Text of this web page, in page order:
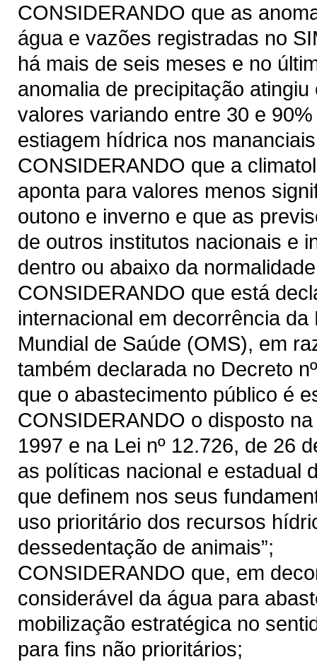
CONSIDERANDO que as
água e vazões registradas no
há mais de seis meses e no
anomalia de precipitação
valores variando entre 30 e
estiagem hídrica nos
CONSIDERANDO que a
aponta para valores menos
outono e inverno e que as
de outros institutos nacionais e
dentro ou abaixo da
CONSIDERANDO que está
internacional em decorrência
Mundial de Saúde (OMS), em
também declarada no Decreto
que o abastecimento público é
CONSIDERANDO o disposto
1997 e na Lei nº 12.726, de 26
as políticas nacional e estadual
que definem nos seus
uso prioritário dos recursos
dessedentação de animais”;
CONSIDERANDO que, em
considerável da água para
mobilização estratégica no
para fins não prioritários;